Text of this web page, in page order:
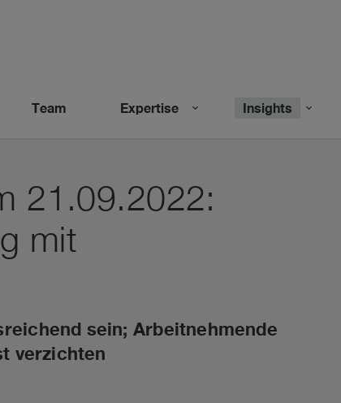
Team Expertise Insights
21.09.2022:
mit
sein; Arbeitnehmende
verzichten